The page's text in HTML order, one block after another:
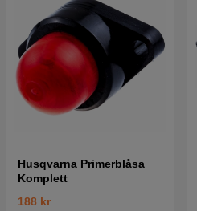
Husqvarna Primerblåsa
Komplett
188 kr